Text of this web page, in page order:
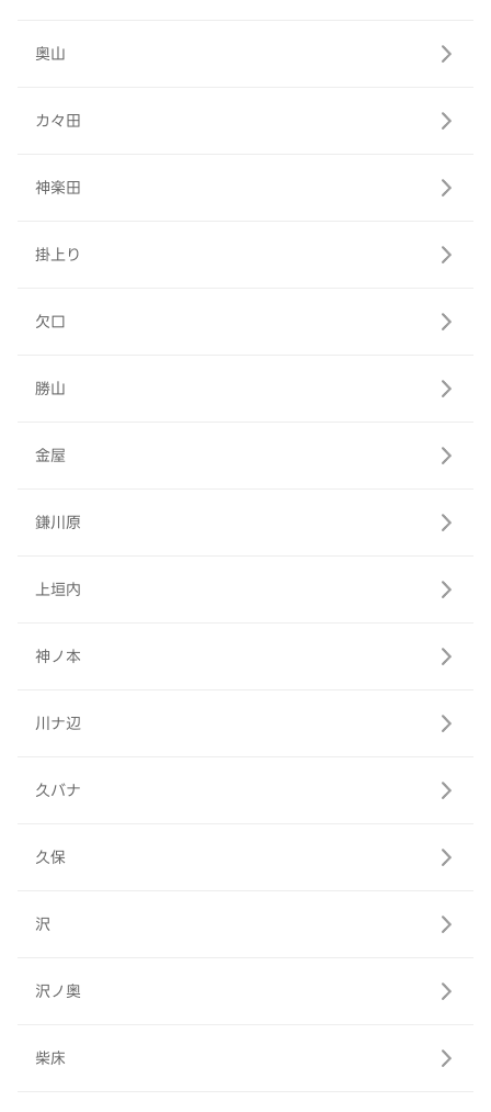
奥山
カ々田
神楽田
掛上り
欠口
勝山
金屋
鎌川原
上垣内
神ノ本
川ナ辺
久バナ
久保
沢
沢ノ奥
柴床